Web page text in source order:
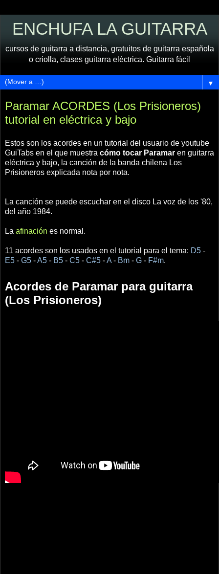
ENCHUFA LA GUITARRA
cursos de guitarra a distancia, gratuitos de guitarra española
o criolla, clases guitarra eléctrica. Guitarra fácil
▼
Paramar ACORDES (Los Prisioneros)
tutorial en eléctrica y bajo
Estos son los acordes en un tutorial del usuario de youtube
GuiTabs en el que muestra cómo tocar Paramar en guitarra
eléctrica y bajo, la canción de la banda chilena Los
Prisioneros explicada nota por nota.
La canción se puede escuchar en el disco La voz de los '80,
del año 1984.
La afinación es normal.
11 acordes son los usados en el tutorial para el tema: D5 -
E5 - G5 -A5 - B5 - C5 - C#5 -A - Bm - G - F#m.
Acordes de Paramar para guitarra
(Los Prisioneros)